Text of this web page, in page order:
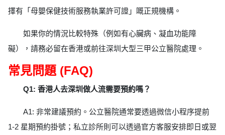
擇有「母嬰保健技術服務執業許可證」嘅正規機構。
如果你的情況比較特殊（例如有心臟病、凝血功能障
礙），請務必留在香港或前往深圳大型三甲公立醫院處理。
常見問題 (FAQ)
Q1: 香港人去深圳做人流需要預約嗎？
A1: 非常建議預約。公立醫院通常要透過微信小程序提前
1-2 星期預約掛號；私立診所則可以透過官方客服安排即日或翌